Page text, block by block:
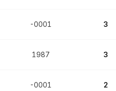
-0001 3
1987 3
-0001 2